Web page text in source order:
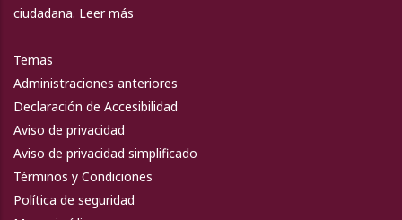
ciudadana. Leer más
Temas
Administraciones anteriores
Declaración de Accesibilidad
Aviso de privacidad
Aviso de privacidad simplificado
Términos y Condiciones
Política de seguridad